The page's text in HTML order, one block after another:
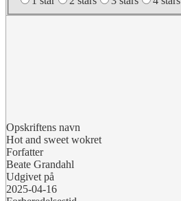
Opskriftens navn
Hot and sweet wokret
Forfatter
Beate Grandahl
Udgivet på
2025-04-16